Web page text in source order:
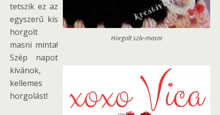
Horgolt szív-masni
tetszik ez az
egyszerű kis
horgolt
masni minta!
Szép napot
kívánok,
kellemes
horgolást!